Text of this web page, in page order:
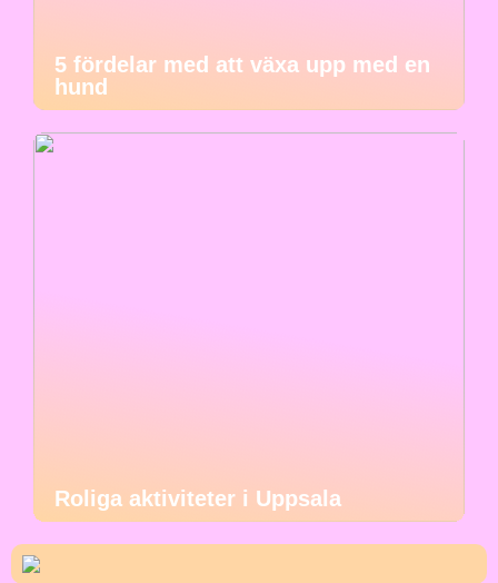
5 fördelar med att växa upp med en
hund
Roliga aktiviteter i Uppsala